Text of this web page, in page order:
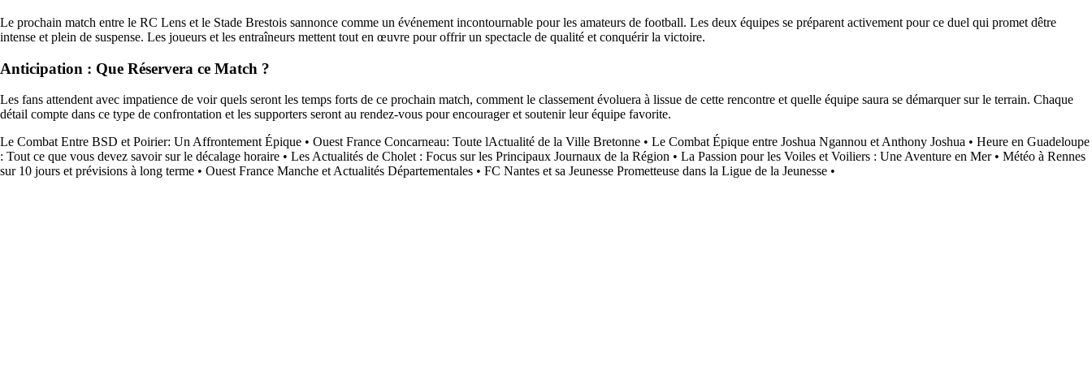
Le prochain match entre le RC Lens et le Stade Brestois sannonce comme un événement incontournable pour les amateurs de football. Les deux équipes se préparent activement pour ce duel qui promet dêtre
intense et plein de suspense. Les joueurs et les entraîneurs mettent tout en œuvre pour offrir un spectacle de qualité et conquérir la victoire.
Anticipation : Que Réservera ce Match ?
Les fans attendent avec impatience de voir quels seront les temps forts de ce prochain match, comment le classement évoluera à lissue de cette rencontre et quelle équipe saura se démarquer sur le terrain. Chaque
détail compte dans ce type de confrontation et les supporters seront au rendez-vous pour encourager et soutenir leur équipe favorite.
Le Combat Entre BSD et Poirier: Un Affrontement Épique • Ouest France Concarneau: Toute lActualité de la Ville Bretonne • Le Combat Épique entre Joshua Ngannou et Anthony Joshua • Heure en Guadeloupe
: Tout ce que vous devez savoir sur le décalage horaire • Les Actualités de Cholet : Focus sur les Principaux Journaux de la Région • La Passion pour les Voiles et Voiliers : Une Aventure en Mer• Météo à Rennes
sur 10 jours et prévisions à long terme • Ouest France Manche et Actualités Départementales • FC Nantes et sa Jeunesse Prometteuse dans la Ligue de la Jeunesse •